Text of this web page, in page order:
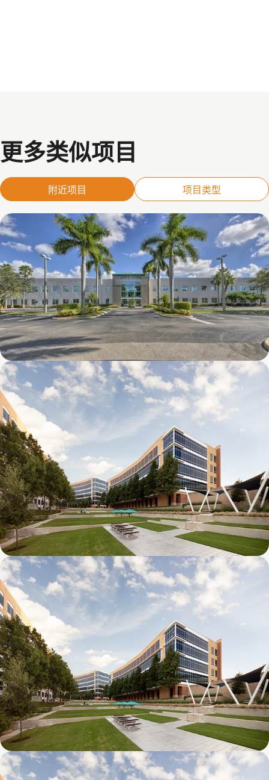
更多类似项目
附近项目 项目类型
8600 NW 17th Street (FL)
Galatyn D- 1011 Galatyn Parkway
Galatyn C- 2380 Performance Drive